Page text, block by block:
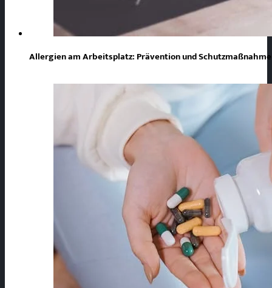
Allergien am Arbeitsplatz: Prävention und